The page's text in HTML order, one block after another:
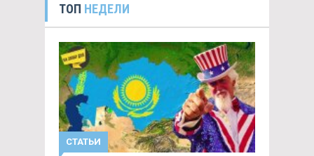
ТОП НЕДЕЛИ
СТАТЬИ